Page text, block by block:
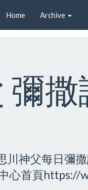
Home Archive
彌
川神父每日彌
心首頁https://